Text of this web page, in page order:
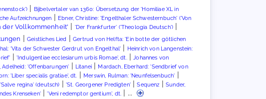
| Bijbelvertaler van 1360: Übersetzung der 'Homiliae XL in
Aufzeichnungen | Ebner, Christine: 'Engelthaler Schwesternbuch' ('Von
der Vollkommenheit' | 'Der Frankfurter' ('Theologia Deutsch') |
|Geistliches Lied |Gertrud von Helfta: 'Ein botte der götlichen
'Vita der Schwester Gerdrut von Engelthal' | Heinrich von Langenstein:
| 'Indulgentiae ecclesiarum urbis Romae', dt.|Johannes von
Adelheid: 'Offenbarungen' | Litanei| Mardach, Eberhard: 'Sendbrief von
'Liber specialis gratiae', dt. | Merswin, Rulman: 'Neunfelsenbuch' |
'Salve regina' (deutsch) | 'St. Georgener Predigten'|Sequenz |Sunder,
Krenseken'|'Veni redemptor gentium', dt. | ...